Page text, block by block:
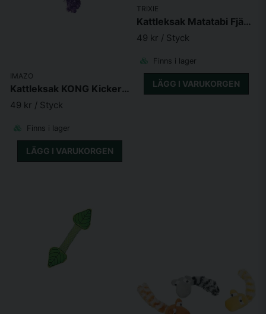
IMAZO
Kattleksak KONG Kickeroo Kitten
49 kr / Styck
Finns i lager
LÄGG I VARUKORGEN
TRIXIE
Kattleksak Matatabi Fjäderlek 20cm
49 kr / Styck
Finns i lager
LÄGG I VARUKORGEN